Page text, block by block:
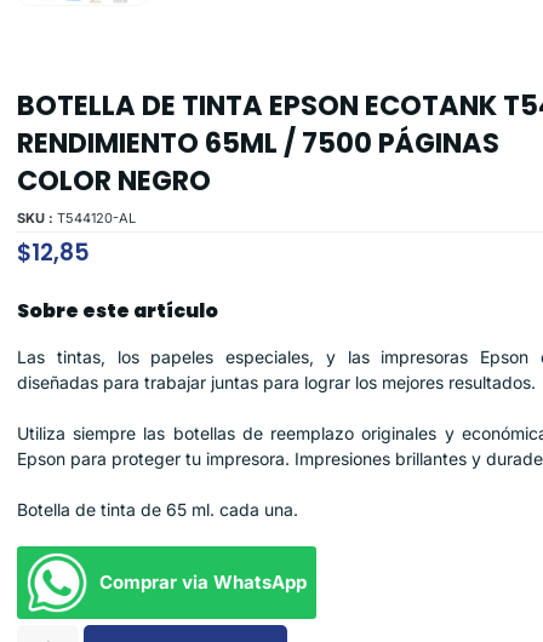
BOTELLA DE TINTA EPSON ECOTANK
RENDIMIENTO 65ML / 7500 PÁGINAS
COLOR NEGRO
SKU : T544120-AL
$12,85
Sobre este artículo
Las tintas, los papeles especiales, y las impresoras Epson
diseñadas para trabajar juntas para lograr los mejores resultados.
Utiliza siempre las botellas de reemplazo originales y
Epson para proteger tu impresora. Impresiones brillantes y
Botella de tinta de 65 ml. cada una.
Comprar via WhatsApp